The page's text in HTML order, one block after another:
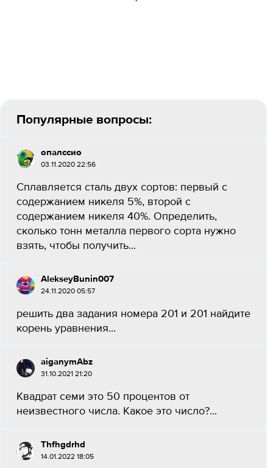
Популярные вопросы:
опалссио
03.11.2020 22:56
Сплавляется сталь двух сортов: первый с
содержанием никеля 5%, второй с
содержанием никеля 40%. Определить,
сколько тонн металла первого сорта нужно
взять, чтобы получить...
AlekseyBunin007
24.11.2020 05:57
решить два задания номера 201 и 201 найдите
корень уравнения...
aiganymAbz
31.10.2021 21:20
Квадрат семи это 50 процентов от
неизвестного числа. Какое это число?​...
Thfhgdrhd
14.01.2022 18:05